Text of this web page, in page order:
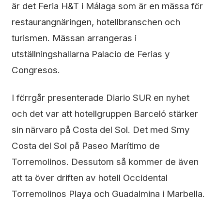
är det Feria H&T i Málaga som är en mässa för
restaurangnäringen, hotellbranschen och
turismen. Mässan arrangeras i
utställningshallarna Palacio de Ferias y
Congresos.
I förrgår presenterade Diario SUR en nyhet
och det var att hotellgruppen Barceló stärker
sin närvaro på Costa del Sol. Det med Smy
Costa del Sol på Paseo Marítimo de
Torremolinos. Dessutom så kommer de även
att ta över driften av hotell Occidental
Torremolinos Playa och Guadalmina i Marbella.